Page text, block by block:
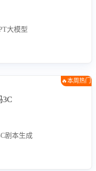
大模型
🔥本周热门
3C
剧本生成